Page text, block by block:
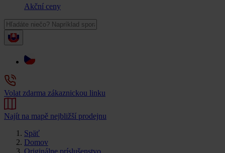
Akční ceny
Volat zdarma zákaznickou linku
Najít na mapě nejbližší prodejnu
Späť
Domov
Originálne príslušenstvo